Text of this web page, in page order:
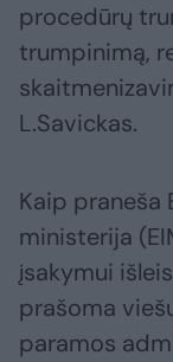
procedūrų
trumpinimą,
L.Savickas.
Kaip praneša
ministerija
įsakymui
prašoma
paramos